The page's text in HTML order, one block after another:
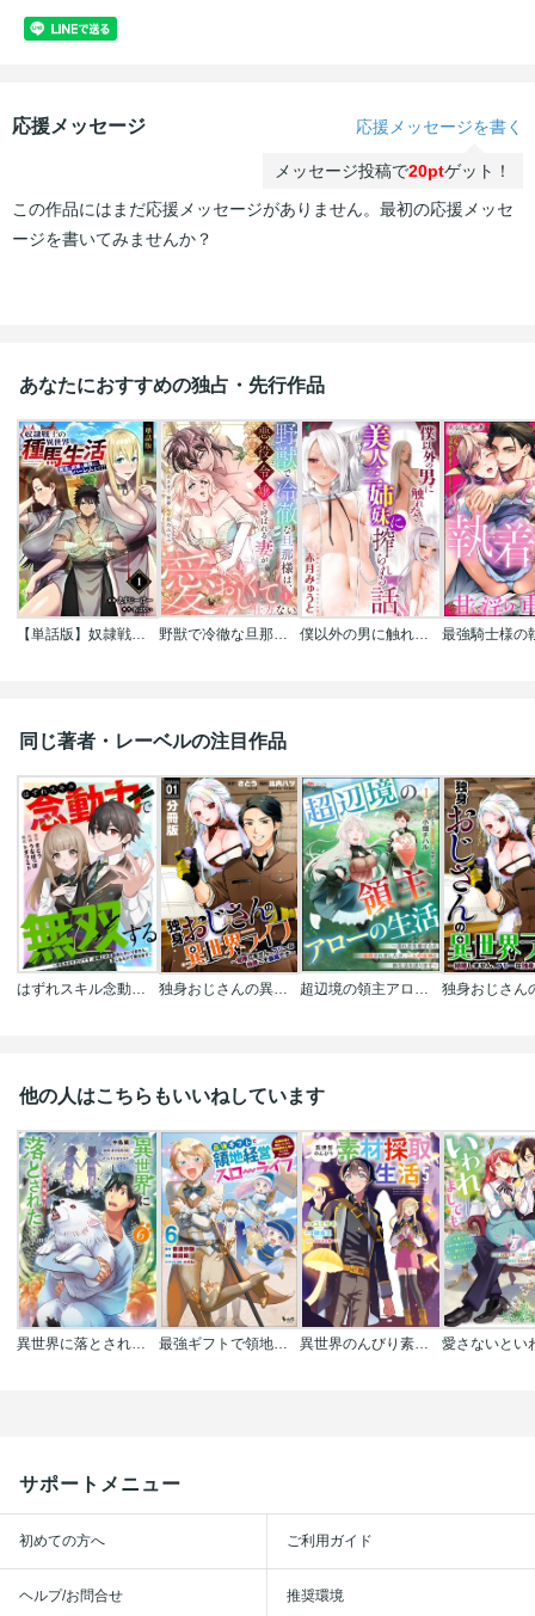
応援メッセージ 応援メッセージを書く
メッセージ投稿で20ptゲット！
この作品にはまだ応援メッセージがありません。最初の応援メッセ
ージを書いてみませんか？
あなたにおすすめの独占・先行作品
野獣で冷徹な旦那様は､悪役令嬢と呼ばれる妻が愛おしくて仕方ない
同じ著者・レーベルの注目作品
はずれスキル念動力(ただしレベルMAX)で無双する～手をかざすだけです｡詠唱とか必殺技とかいりません｡念じるだけで倒せます～ 独身おじさんの異世界ライフ～結婚しません､フリーな独身こそ最高です～【分冊版】 超辺境の領主アローの生活 ～濡れ衣を着せられ追放されましたが､二人の女神と新生活を送ります～ コミック版(分冊版)
他の人はこちらもいいねしています
異世界に落とされた…浄化は基本!@COMIC 最強ギフトで領地経営スローライフ～辺境の村を開拓していたら英雄級の人材がわんさかやってきた!～ 異世界のんびり素材採取生活
サポートメニュー
初めての方へ ご利用ガイド
ヘルプ/お問合せ 推奨環境